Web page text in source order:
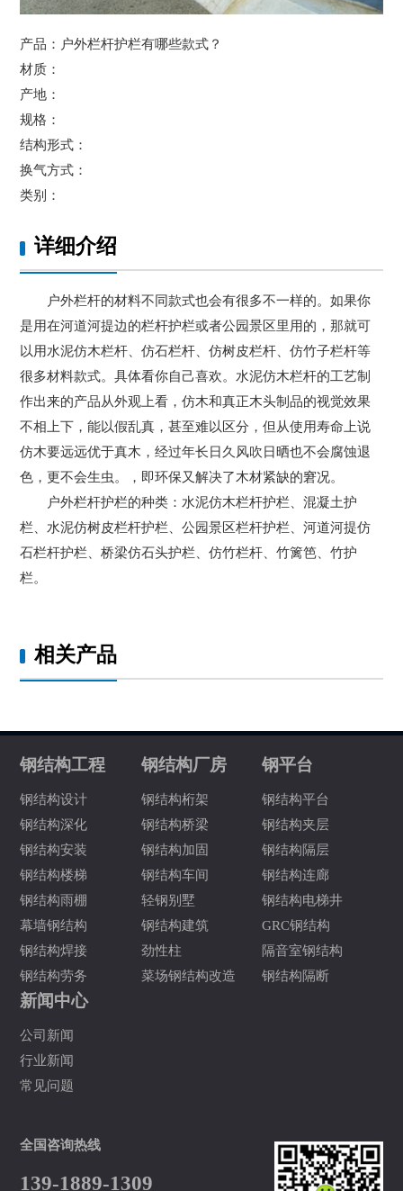
产品：户外栏杆护栏有哪些款式？
材质：
产地：
规格：
结构形式：
换气方式：
类别：
详细介绍
户外栏杆的材料不同款式也会有很多不一样的。如果你
是用在河道河提边的栏杆护栏或者公园景区里用的，那就可
以用水泥仿木栏杆、仿石栏杆、仿树皮栏杆、仿竹子栏杆等
很多材料款式。具体看你自己喜欢。水泥仿木栏杆的工艺制
作出来的产品从外观上看，仿木和真正木头制品的视觉效果
不相上下，能以假乱真，甚至难以区分，但从使用寿命上说
仿木要远远优于真木，经过年长日久风吹日晒也不会腐蚀退
色，更不会生虫。，即环保又解决了木材紧缺的窘况。
户外栏杆护栏的种类：水泥仿木栏杆护栏、混凝土护
栏、水泥仿树皮栏杆护栏、公园景区栏杆护栏、河道河提仿
石栏杆护栏、桥梁仿石头护栏、仿竹栏杆、竹篱笆、竹护
栏。
相关产品
钢结构工程
钢结构设计
钢结构深化
钢结构安装
钢结构楼梯
钢结构雨棚
幕墙钢结构
钢结构焊接
钢结构劳务
钢结构厂房
钢结构桁架
钢结构桥梁
钢结构加固
钢结构车间
轻钢别墅
钢结构建筑
劲性柱
菜场钢结构改造
钢平台
钢结构平台
钢结构夹层
钢结构隔层
钢结构连廊
钢结构电梯井
GRC钢结构
隔音室钢结构
钢结构隔断
新闻中心
公司新闻
行业新闻
常见问题
全国咨询热线
139-1889-1309